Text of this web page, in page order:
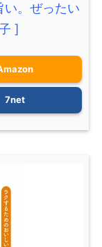
い。ぜったい
]
7net